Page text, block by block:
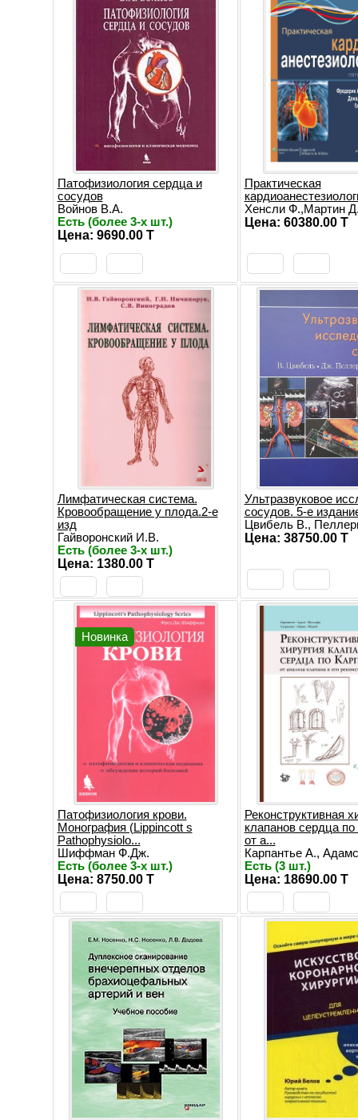
Патофизиология сердца и
сосудов
Войнов В.А.
Есть (более 3-х шт.)
Цена: 9690.00 T
Практическая
Хенсли Ф.,Мартин
Цена: 60380.00 T
Лимфатическая сиcтема.
Кровообращение у плода.2-е
изд
Гайворонский И.В.
Есть (более 3-х шт.)
Цена: 1380.00 T
Ультразвуковое
сосудов. 5-е
Цвибель В.,
Цена: 38750.00 T
Новинка
Патофизиология крови.
Монография (Lippincott s
Pathophysiolo...
Шиффман Ф.Дж.
Есть (более 3-х шт.)
Цена: 8750.00 T
Реконструктивная
клапанов сердца по
от а...
Карпантье А.,
Есть (3 шт.)
Цена: 18690.00 T